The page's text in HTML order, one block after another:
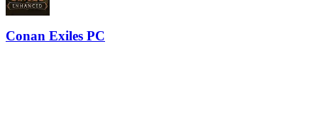
Conan Exiles PC